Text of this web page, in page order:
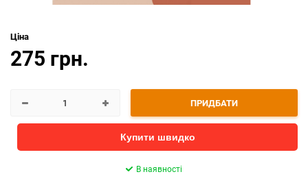
Ціна
275 грн.
ПРИДБАТИ
Купити швидко
В наявності